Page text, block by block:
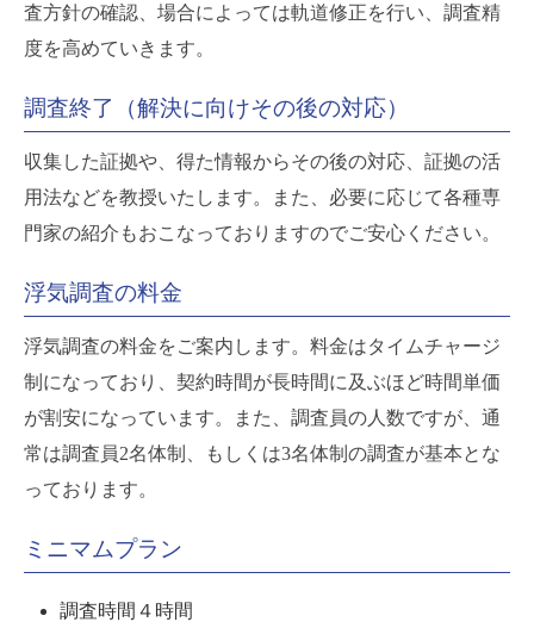
査方針の確認、場合によっては軌道修正を行い、調査精
度を高めていきます。
調査終了（解決に向けその後の対応）
収集した証拠や、得た情報からその後の対応、証拠の活
用法などを教授いたします。また、必要に応じて各種専
門家の紹介もおこなっておりますのでご安心ください。
浮気調査の料金
浮気調査の料金をご案内します。料金はタイムチャージ
制になっており、契約時間が長時間に及ぶほど時間単価
が割安になっています。また、調査員の人数ですが、通
常は調査員2名体制、もしくは3名体制の調査が基本とな
っております。
ミニマムプラン
調査時間４時間